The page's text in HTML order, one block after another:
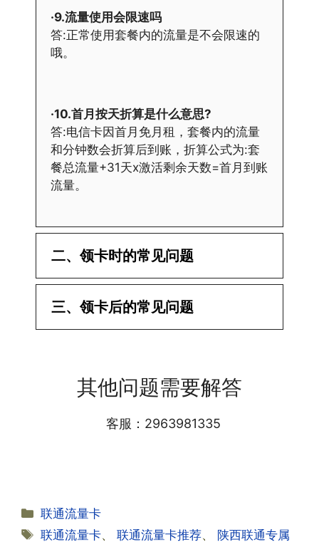
·9.流量使用会限速吗
答:正常使用套餐内的流量是不会限速的
哦。
·10.首月按天折算是什么意思?
答:电信卡因首月免月租，套餐内的流量
和分钟数会折算后到账，折算公式为:套
餐总流量+31天x激活剩余天数=首月到账
流量。
二、领卡时的常见问题
·1.已经操作激活了怎么没有网?还不能使
用呢?
详细套餐，这就说明已激活成功!耗时一
早上才可以进行人工审核;快递激活的基
·2.激活成功了，我怎么查套餐呢?
答:下载对应运营商的官方手机营业厅
三、领卡后的常见问题
小哥处参加活动充值，后续充值就是任意
业厅都可以;
信大部分都没有合约期，每一个卡的产品
资料都有详细的注销流程和注意事项;
其他问题需要解答
客服：2963981335
分
类
联通流量卡
标
联通流量卡、联通流量卡推荐、 陕西联通专属